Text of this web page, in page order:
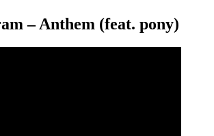
– Anthem (feat. pony)